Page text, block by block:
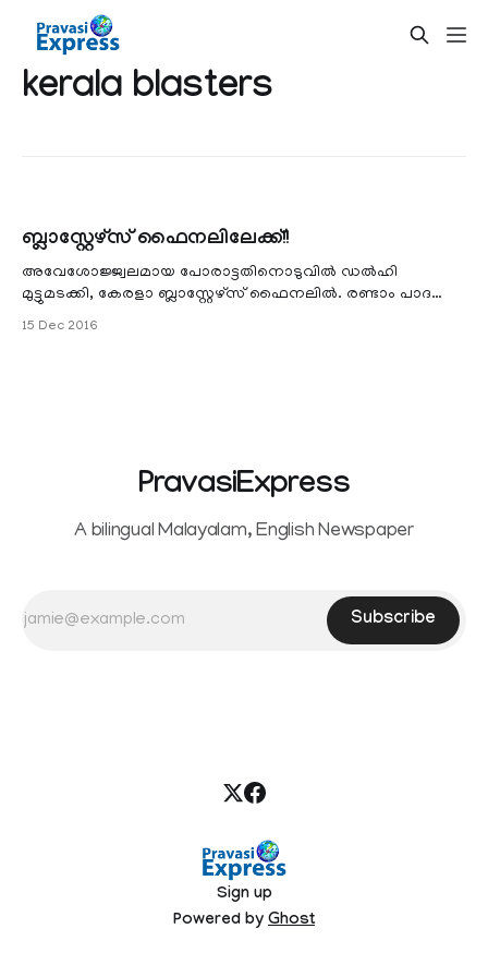
kerala blasters
ബ്ലാസ്റ്റേഴ്സ് ഫൈനലിലേക്ക്!!
അവേശോജ്ജ്വലമായ പോരാട്ടതിനൊടുവില്‍ ഡല്‍ഹി
മുട്ടുമടക്കി, കേരളാ ബ്ലാസ്റ്റേഴ്സ് ഫൈനലില്‍. രണ്ടാം പാദ
സെമിയില്‍ ഷൂട്ടൗട്ടിലാണ് ബ്ലാ
15 Dec 2016
PravasiExpress
A bilingual Malayalam, English Newspaper
Subscribe
Sign up
Powered by Ghost